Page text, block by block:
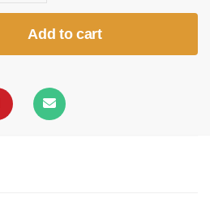
Add to cart